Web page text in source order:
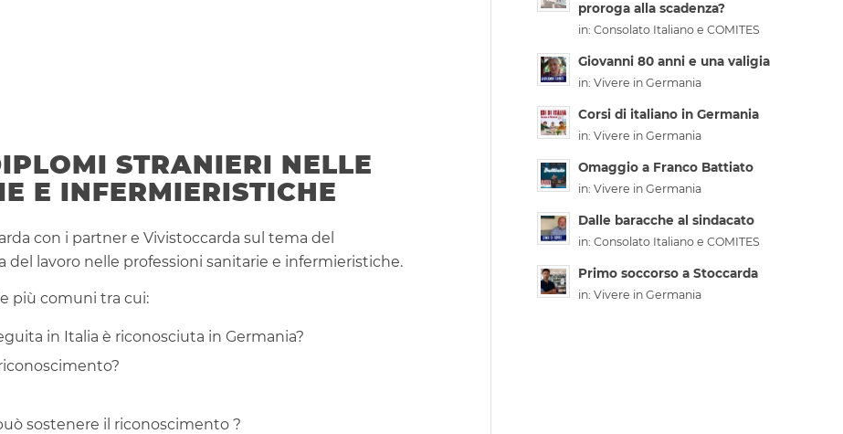
STRANIERI NELLE
E INFERMIERISTICHE
con i partner e Vivistoccarda sul tema del
lavoro nelle professioni sanitarie e infermieristiche.
più comuni tra cui:
in Italia è riconosciuta in Germania?
sostenere il riconoscimento ?
proroga alla scadenza?
in:Consolato Italiano e COMITES
Giovanni 80 anni e una valigia
in:Vivere in Germania
Corsi di italiano in Germania
in:Vivere in Germania
Omaggio a Franco Battiato
in:Vivere in Germania
Dalle baracche al sindacato
in:Consolato Italiano e COMITES
Primo soccorso a Stoccarda
in:Vivere in Germania